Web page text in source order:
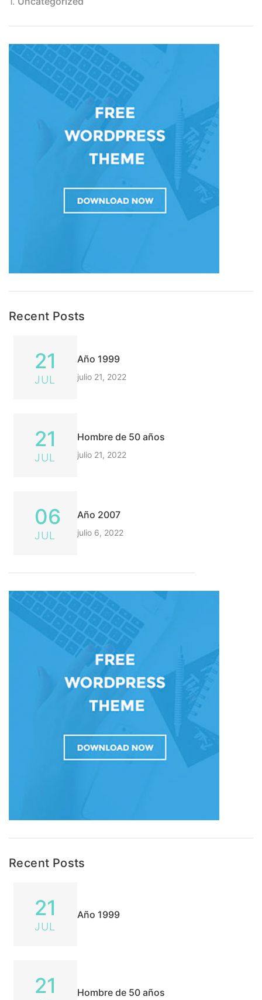
Recent Posts
21
JUL
Año 1999
julio 21, 2022
21
JUL
Hombre de 50 años
julio 21, 2022
06
JUL
Año 2007
julio 6, 2022
Recent Posts
21
JUL
Año 1999
21 Hombre de 50 años